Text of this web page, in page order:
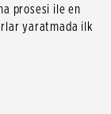
prosesi ile en
yaratmada ilk